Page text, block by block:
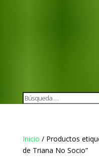
Inicio / Productos
de Triana No Socio”